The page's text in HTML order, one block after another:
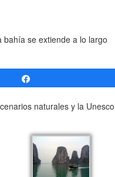
se extiende a lo largo
naturales y la Unesco